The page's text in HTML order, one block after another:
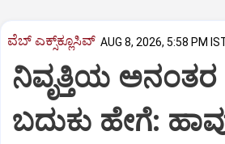
ವೆಬ್ ಎಕ್ಸ್‌ಕ್ಲೂಸಿವ್ AUG 8, 2026, 5:58 PM
ನಿವೃತ್ತಿಯ
ಬದುಕು ಹೇಗೆ: